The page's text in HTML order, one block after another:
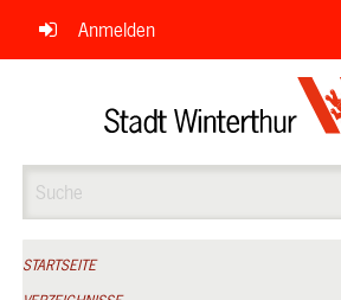
Navigation
überspringen
Anmelden
STARTSEITE